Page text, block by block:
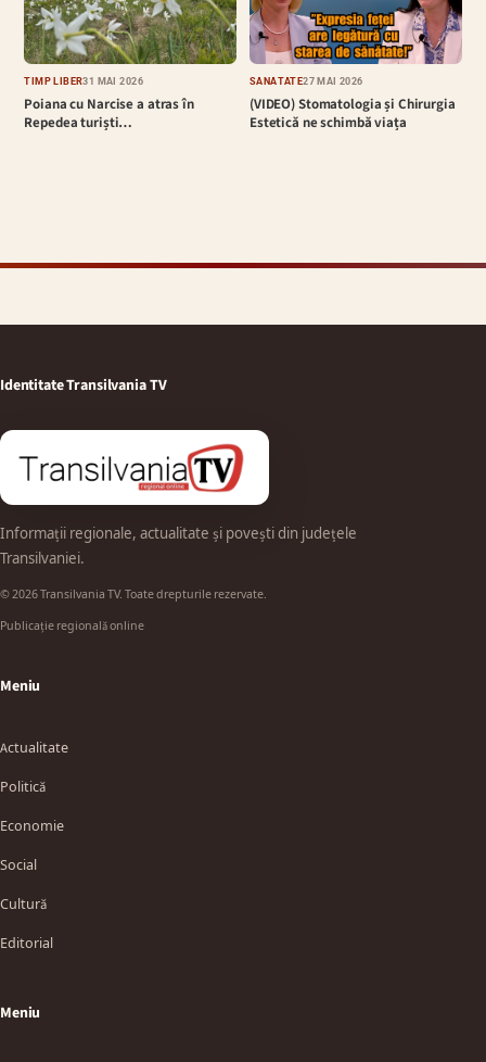
TIMP LIBER31 MAI 2026
Poiana cu Narcise a atras în
Repedea turiști…
SĂNĂTATE27 MAI 2026
(VIDEO) Stomatologia și Chirurgia
Estetică ne schimbă viața
Identitate Transilvania TV
Informații regionale, actualitate și povești din județele
Transilvaniei.
© 2026 Transilvania TV. Toate drepturile rezervate.
Publicație regională online
Meniu
Actualitate
Politică
Economie
Social
Cultură
Editorial
Meniu